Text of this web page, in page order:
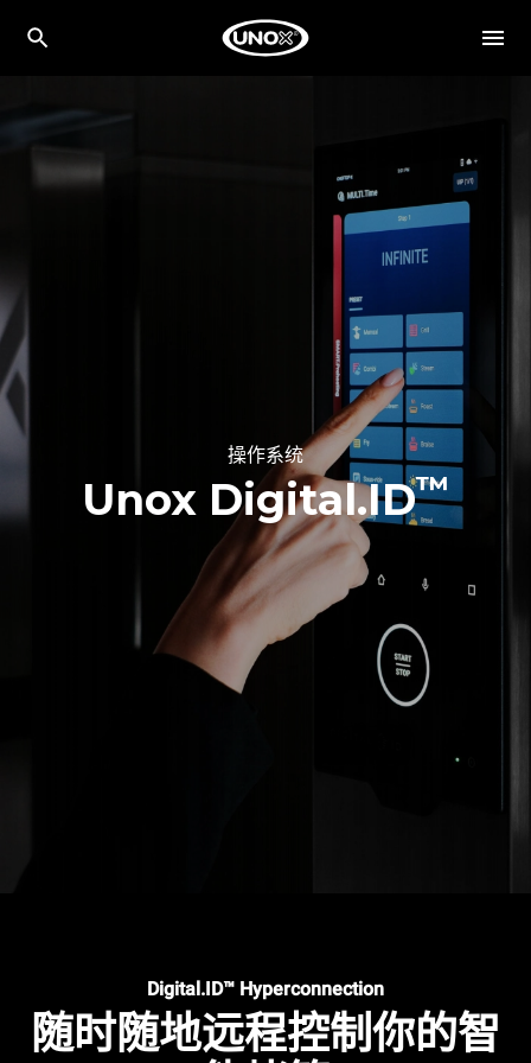
操作系统
Unox Digital.ID™
Digital.ID™ Hyperconnection
随时随地远程控制你的智